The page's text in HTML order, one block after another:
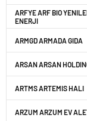
ARFYE ARF BIO
ENERJI
ARMGD ARMADA GIDA
ARSAN ARSAN
ARTMS ARTEMIS HALI
ARZUM ARZUM EV